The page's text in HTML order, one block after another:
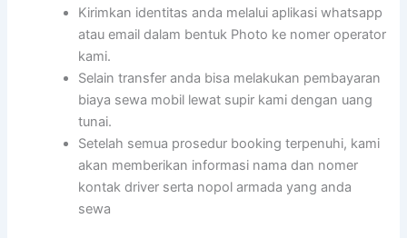
Kirimkan identitas anda melalui aplikasi whatsapp
atau email dalam bentuk Photo ke nomer operator
kami.
Selain transfer anda bisa melakukan pembayaran
biaya sewa mobil lewat supir kami dengan uang
tunai.
Setelah semua prosedur booking terpenuhi, kami
akan memberikan informasi nama dan nomer
kontak driver serta nopol armada yang anda
sewa